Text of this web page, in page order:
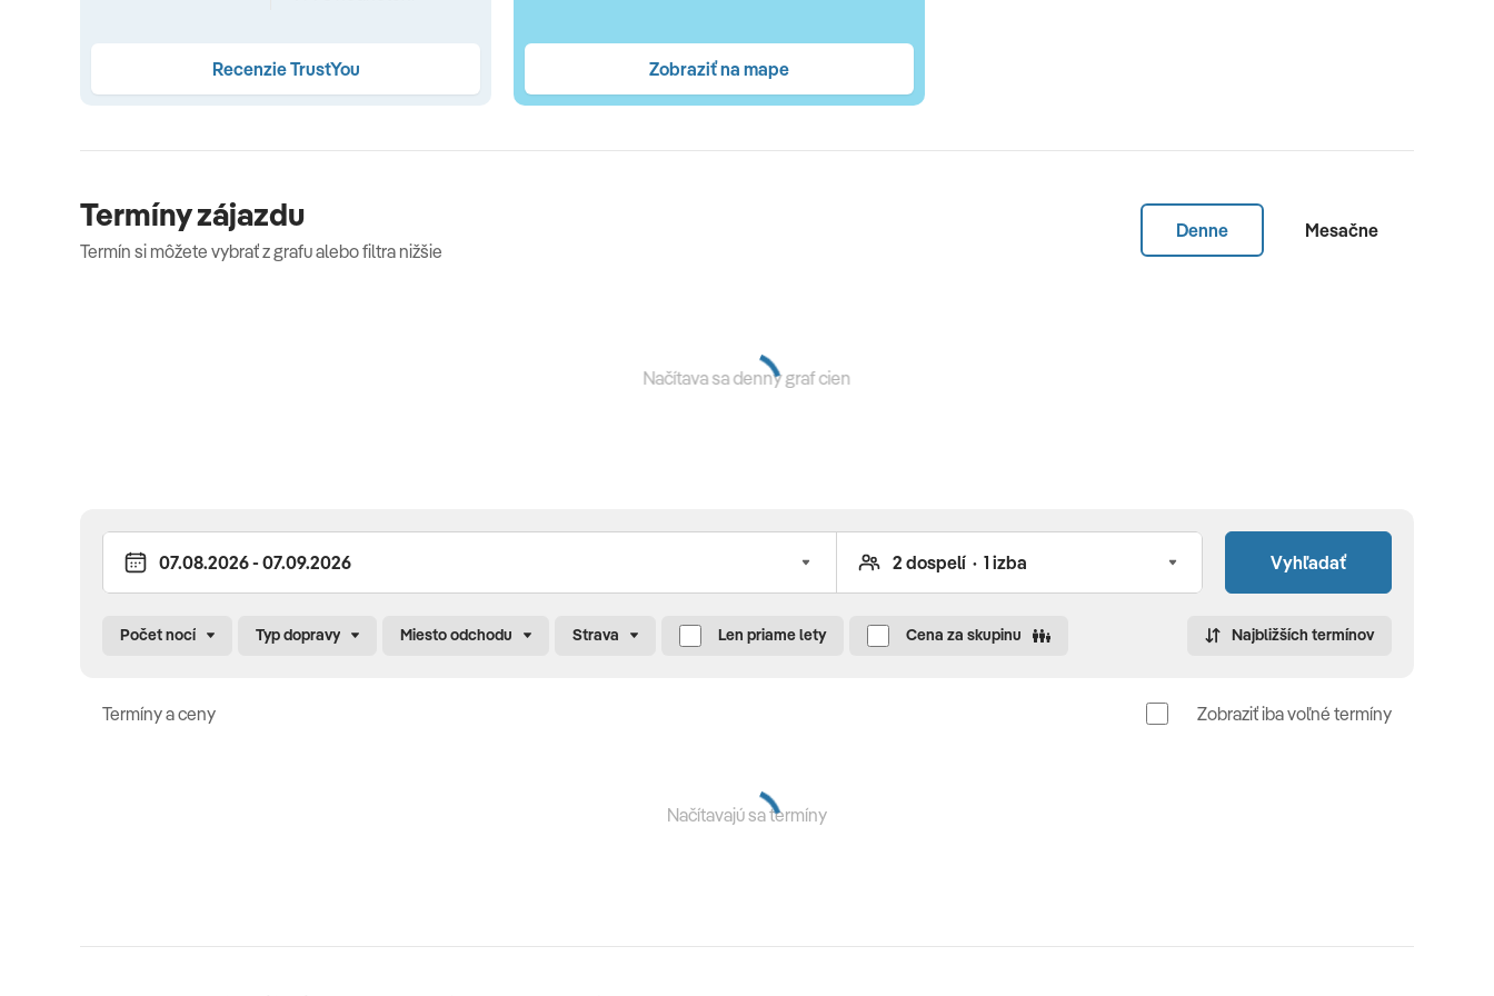
3+1)
( 120m2, situovaná v hlavnej budove, veľká spálňa s manželskou posteľou a izba pre
deti s dvomi samostatnými lôžkami, jedna kúpeľňa s jacuzzi a druhá so sprchou, balkón s výhľadom na
( 80-150m2, situovaná v hlavnej budove, jedna suita má dve izby a ostatné
Stravovanie
Vybavenie a služby hotela
hotel zrekonštruovaný v roku 2014 • vstupná hala s recepciou • hlavná reštaurácia • 4 a la carte reštaurácie (za
poplatok) • bary • Wi-Fi v priestoroch hotela zdarma • internetový kútik (za poplatok) • disco • vnútorný bazén •
fitnes • sauna • jacuzzi a turecké kúpele (zdarma) • masáže, služby wellness centra (za poplatok) • basketbal •
poplatok) • v areáli hotela 2 vonkajšie bazény • aquapark so šmýkačkami • 4 tenisové kurty • animácie počas dňa a
Recenzie TrustYou Zobraziť na mape
Termíny zájazdu
Termín si môžete vybrať z grafu alebo filtra nižšie
Denne Mesačne
Načítava sa denný graf cien
Vyhľadať
Počet nocí Typ dopravy Miesto odchodu Strava Len priame lety Cena za skupinu Najbližších termínov
Termíny a ceny Zobraziť iba voľné termíny
Načítavajú sa termíny